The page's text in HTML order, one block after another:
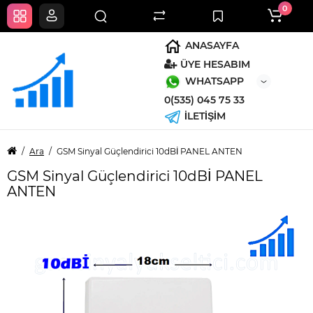
ANASAYFA
ÜYE HESABIM
WHATSAPP
0(535) 045 75 33
İLETİŞİM
0
Ara GSM Sinyal Güçlendirici 10dBİ PANEL ANTEN
GSM Sinyal Güçlendirici 10dBİ PANEL
ANTEN